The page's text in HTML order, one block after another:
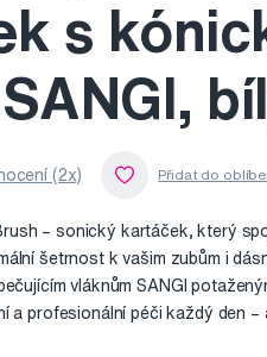
s
(2x)
– sonický kartáček, který
šetrnost k vašim zubům i
vláknům SANGI
a profesionální péči každý den –